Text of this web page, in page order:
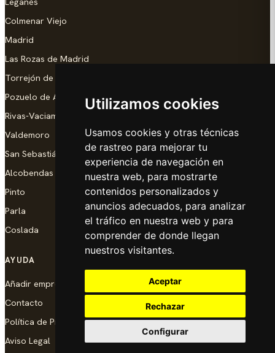
Utilizamos cookies
Usamos cookies y otras técnicas
de rastreo para mejorar tu
experiencia de navegación en
nuestra web, para mostrarte
contenidos personalizados y
anuncios adecuados, para analizar
el tráfico en nuestra web y para
comprender de donde llegan
nuestros visitantes.
Aceptar
Rechazar
Configurar
Colmenar Viejo
Madrid
Las Rozas de Madrid
Torrejón de Ardoz
Pozuelo de Alarcón
Rivas-Vaciamadrid
Valdemoro
San Sebastián de los Reyes
Alcobendas
Pinto
Parla
Coslada
AYUDA
Añadir empresa
Contacto
Política de Privacidad
Aviso Legal